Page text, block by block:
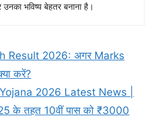
उनका भविष्य बेहतर बनाना है।
Result 2026: अगर Marks
करें?
2026 Latest News |
के तहत 10वीं पास को ₹3000